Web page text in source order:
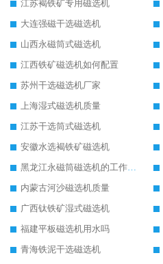
江苏褐铁矿专用磁选机
大连强磁干选磁选机
山西永磁筒式磁选机
江西铁矿磁选机如何配置
苏州干选磁选机厂家
上海湿式磁选机质量
江苏干选筒式磁选机
安徽水选褐铁矿磁选机
黑龙江永磁筒磁选机的工作原理
内蒙古河沙磁选机质量
广西钛铁矿湿式磁选机
福建平板磁选机用水吗
青海铁泥干选磁选机